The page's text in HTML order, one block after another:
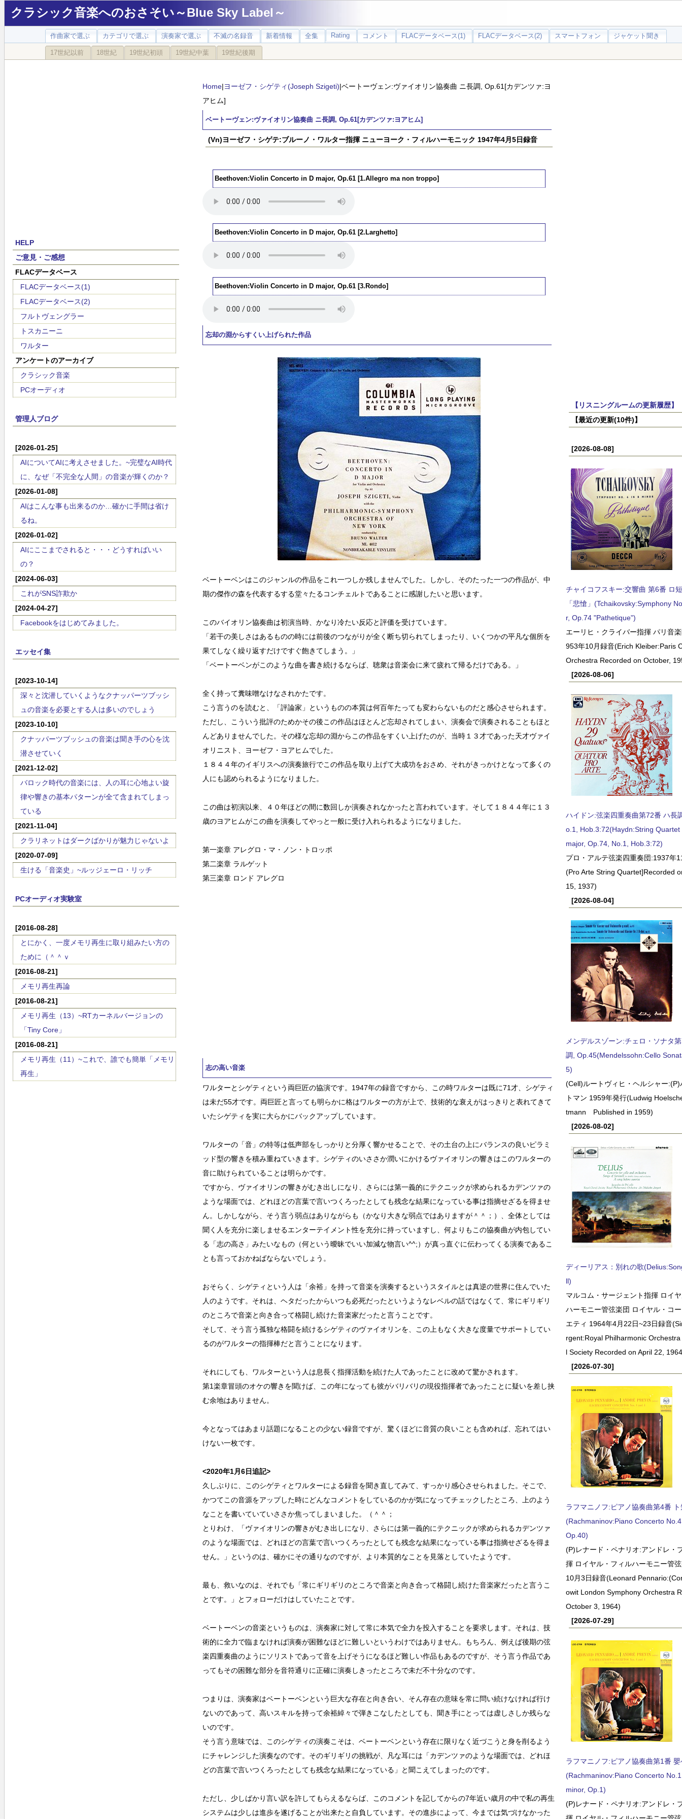
クラシック音楽へのおさそい～Blue Sky Label～
作曲家で選ぶ カテゴリで選ぶ 演奏家で選ぶ 不滅の名録音 新着情報 全集 Rating コメント FLACデータベース(1) FLACデータベース(2) スマートフォン ジャケット聞き
17世紀以前 18世紀 19世紀初頭 19世紀中葉 19世紀後期
HELP
ご意見・ご感想
FLACデータベース
FLACデータベース(1)
FLACデータベース(2)
フルトヴェングラー
トスカニーニ
ワルター
アンケートのアーカイブ
クラシック音楽
PCオーディオ
管理人ブログ
[2026-01-25]
AIについてAIに考えさせました。~完璧なAI時代
に、なぜ「不完全な人間」の音楽が輝くのか？
[2026-01-08]
AIはこんな事も出来るのか…確かに手間は省け
るね。
[2026-01-02]
AIにここまでされると・・・どうすればいい
の？
[2024-06-03]
これがSNS詐欺か
[2024-04-27]
Facebookをはじめてみました。
エッセイ集
[2023-10-14]
深々と沈潜していくようなクナッパーツブッシ
ュの音楽を必要とする人は多いのでしょう
[2023-10-10]
クナッパーツブッシュの音楽は聞き手の心を沈
潜させていく
[2021-12-02]
バロック時代の音楽には、人の耳に心地よい旋
律や響きの基本パターンが全て含まれてしまっ
ている
[2021-11-04]
クラリネットはダークばかりが魅力じゃないよ
[2020-07-09]
生ける「音楽史」~ルッジェーロ・リッチ
PCオーディオ実験室
[2016-08-28]
とにかく、一度メモリ再生に取り組みたい方の
ために（＾＾ｖ
[2016-08-21]
メモリ再生再論
[2016-08-21]
メモリ再生（13）~RTカーネルバージョンの
「Tiny Core」
[2016-08-21]
メモリ再生（11）~これで、誰でも簡単「メモリ
再生」
Home|ヨーゼフ・シゲティ(Joseph Szigeti)|ベートーヴェン:ヴァイオリン協奏曲 ニ長調, Op.61[カデンツァ:ヨ
アヒム]
ベートーヴェン:ヴァイオリン協奏曲 ニ長調, Op.61[カデンツァ:ヨアヒム]
(Vn)ヨーゼフ・シゲテ:ブルーノ・ワルター指揮 ニューヨーク・フィルハーモニック 1947年4月5日録音
Beethoven:Violin Concerto in D major, Op.61 [1.Allegro ma non troppo]
Beethoven:Violin Concerto in D major, Op.61 [2.Larghetto]
Beethoven:Violin Concerto in D major, Op.61 [3.Rondo]
忘却の淵からすくい上げられた作品
ベートーベンはこのジャンルの作品をこれ一つしか残しませんでした。しかし、そのたった一つの作品が、中
期の傑作の森を代表するする堂々たるコンチェルトであることに感謝したいと思います。
このバイオリン協奏曲は初演当時、かなり冷たい反応と評価を受けています。
「若干の美しさはあるものの時には前後のつながりが全く断ち切られてしまったり、いくつかの平凡な個所を
果てしなく繰り返すだけですぐ飽きてしまう。」
「ベートーベンがこのような曲を書き続けるならば、聴衆は音楽会に来て疲れて帰るだけである。」
全く持って糞味噌なけなされかたです。
こう言うのを読むと、「評論家」というものの本質は何百年たっても変わらないものだと感心させられます。
ただし、こういう批評のためかその後この作品はほとんど忘却されてしまい、演奏会で演奏されることもほと
んどありませんでした。その様な忘却の淵からこの作品をすくい上げたのが、当時１３才であった天才ヴァイ
オリニスト、ヨーゼフ・ヨアヒムでした。
１８４４年のイギリスへの演奏旅行でこの作品を取り上げて大成功をおさめ、それがきっかけとなって多くの
人にも認められるようになりました。
この曲は初演以来、４０年ほどの間に数回しか演奏されなかったと言われています。そして１８４４年に１３
歳のヨアヒムがこの曲を演奏してやっと一般に受け入れられるようになりました。
第一楽章 アレグロ・マ・ノン・トロッポ
第二楽章 ラルゲット
第三楽章 ロンド アレグロ
志の高い音楽
ワルターとシゲティという両巨匠の協演です。1947年の録音ですから、この時ワルターは既に71才、シゲティ
は未だ55才です。両巨匠と言っても明らかに格はワルターの方が上で、技術的な衰えがはっきりと表れてきて
いたシゲティを実に大らかにバックアップしています。
ワルターの「音」の特等は低声部をしっかりと分厚く響かせることで、その土台の上にバランスの良いピラミ
ッド型の響きを積み重ねていきます。シゲティのいささか潤いにかけるヴァイオリンの響きはこのワルターの
音に助けられていることは明らかです。
ですから、ヴァイオリンの響きがむき出しになり、さらには第一義的にテクニックが求められるカデンツァの
ような場面では、どれほどの言葉で言いつくろったとしても残念な結果になっている事は指摘せざるを得ませ
ん。しかしながら、そう言う弱点はありながらも（かなり大きな弱点ではありますが＾＾；）、全体としては
聞く人を充分に楽しませるエンターテイメント性を充分に持っていますし、何よりもこの協奏曲が内包してい
る「志の高さ」みたいなもの（何という曖昧でいい加減な物言い^^;）が真っ直ぐに伝わってくる演奏であるこ
とも言っておかねばならないでしょう。
おそらく、シゲティという人は「余裕」を持って音楽を演奏するというスタイルとは真逆の世界に住んでいた
人のようです。それは、ヘタだったからいつも必死だったというようなレベルの話ではなくて、常にギリギリ
のところで音楽と向き合って格闘し続けた音楽家だったと言うことです。
そして、そう言う孤独な格闘を続けるシゲティのヴァイオリンを、この上もなく大きな度量でサポートしてい
るのがワルターの指揮棒だと言うことになります。
それにしても、ワルターという人は息長く指揮活動を続けた人であったことに改めて驚かされます。
第1楽章冒頭のオケの響きを聞けば、この年になっても彼がバリバリの現役指揮者であったことに疑いを差し挟
む余地はありません。
今となってはあまり話題になることの少ない録音ですが、驚くほどに音質の良いことも含めれば、忘れてはい
けない一枚です。
<2020年1月6日追記>
久しぶりに、このシゲティとワルターによる録音を聞き直してみて、すっかり感心させられました。そこで、
かつてこの音源をアップした時にどんなコメントをしているのかが気になってチェックしたところ、上のよう
なことを書いていていささか焦ってしまいました。（＾＾；
とりわけ、「ヴァイオリンの響きがむき出しになり、さらには第一義的にテクニックが求められるカデンツァ
のような場面では、どれほどの言葉で言いつくろったとしても残念な結果になっている事は指摘せざるを得ま
せん。」というのは、確かにその通りなのですが、より本質的なことを見落としていたようです。
最も、救いなのは、それでも「常にギリギリのところで音楽と向き合って格闘し続けた音楽家だったと言うこ
とです。」とフォローだけはしていたことです。
ベートーベンの音楽というものは、演奏家に対して常に本気で全力を投入することを要求します。それは、技
術的に全力で臨まなければ演奏が困難なほどに難しいというわけではありません。もちろん、例えば後期の弦
楽四重奏曲のようにソリストであって音を上げそうになるほど難しい作品もあるのですが、そう言う作品であ
ってもその困難な部分を音符通りに正確に演奏しきったところで未だ不十分なのです。
つまりは、演奏家はベートーベンという巨大な存在と向き合い、そん存在の意味を常に問い続けなければ行け
ないのであって、高いスキルを持って余裕綽々で弾きこなしたとしても、聞き手にとっては虚しさしか残らな
いのです。
そう言う意味では、このシゲティの演奏こそは、ベートーベンという存在に限りなく近づこうと身を削るよう
にチャレンジした演奏なのです。そのギリギリの挑戦が、凡な耳には「カデンツァのような場面では、どれほ
どの言葉で言いつくろったとしても残念な結果になっている」と聞こえてしまったのです。
ただし、少しばかり言い訳を許してもらえるならば、このコメントを記してからの7年近い歳月の中で私の再生
システムは少しは進歩を遂げることが出来たと自負しています。その進歩によって、今までは気づけなかった
【リスニングルームの更新履歴】
【最近の更新(10件)】
[2026-08-08]
チャイコフスキー:交響曲 第6番 ロ
「悲愴」(Tchaikovsky:Symphony
r, Op.74 "Pathetique")
エーリヒ・クライバー指揮 パリ音
953年10月録音(Erich Kleiber:Paris
Orchestra Recorded on October,
[2026-08-06]
ハイドン:弦楽四重奏曲第72番 ハ長
o.1, Hob.3:72(Haydn:String Quartet
major, Op.74, No.1, Hob.3:72)
プロ・アルテ弦楽四重奏団:1937年
(Pro Arte String Quartet]Recorded
15, 1937)
[2026-08-04]
メンデルスゾーン:チェロ・ソナタ
調, Op.45(Mendelssohn:Cello
5)
(Cell)ルートヴィヒ・ヘルシャー
トマン 1959年発行(Ludwig
tmann Published in 1959)
[2026-08-02]
ディーリアス：別れの歌
ll)
マルコム・サージェント指揮 ロイ
ハーモニー管弦楽団 ロイヤル・コ
エティ 1964年4月22日~23日録音
rgent:Royal Philharmonic
l Society Recorded on April 22,
[2026-07-30]
ラフマニノフ:ピアノ協奏曲第4番
(Rachmaninov:Piano Concerto
Op.40)
(P)レナード・ペナリオ:アンドレ・
揮 ロイヤル・フィルハーモニー管
10月3日録音(Leonard
owit London Symphony Orchestra
October 3, 1964)
[2026-07-29]
ラフマニノフ:ピアノ協奏曲第1番
(Rachmaninov:Piano Concerto
minor, Op.1)
(P)レナード・ペナリオ:アンドレ・